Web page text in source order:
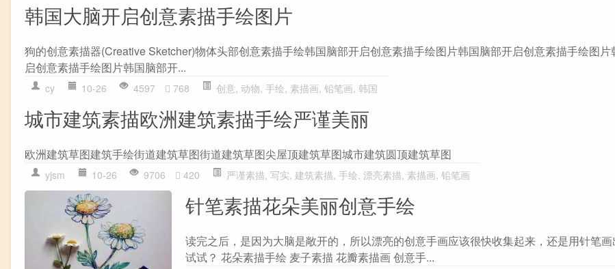
韩国大脑开启创意素描手绘图片
狗的创意素描器(Creative Sketcher)物体头部创意素描手绘韩国脑部开启创意素描手绘图片韩国脑部开启创意素描手绘图片
启创意素描手绘图片韩国脑部开...
cy 10-26 4597 768 创意, 动物, 手绘, 素描画, 铅笔画, 韩国
城市建筑素描欧洲建筑素描手绘严谨美丽
欧洲建筑草图建筑手绘街道建筑草图街道建筑草图尖屋顶建筑草图城市建筑圆顶建筑草图
yjsm 10-26 9706 420 严谨素描, 写实, 建筑素描, 手绘, 漂亮素描, 素描画, 铅笔画
针笔素描花朵美丽创意手绘
读完之后，是因为大脑是敞开的，所以漂亮的创意手画应该很快收集起来，还是用针笔
试试？ 花朵素描手绘 麦子素描 花瓣素描画 创意手...